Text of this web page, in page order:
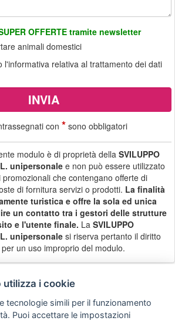
OFFERTE tramite newsletter
animali domestici
l'informativa relativa al trattamento dei dati
con *sono obbligatori
modulo è di proprietà della SVILUPPO
unipersonale e non può essere utilizzato
che contengano offerte di
di fornitura servizi o prodotti. La finalità
turistica e offre la sola ed unica
un contatto tra i gestori delle strutture
e l'utente finale. La SVILUPPO
unipersonale si riserva pertanto il diritto
un uso improprio del modulo.
Avviso
legale
Scrivici
utilizza i cookie
tecnologie simili per il funzionamento
Puoi accettare le impostazioni